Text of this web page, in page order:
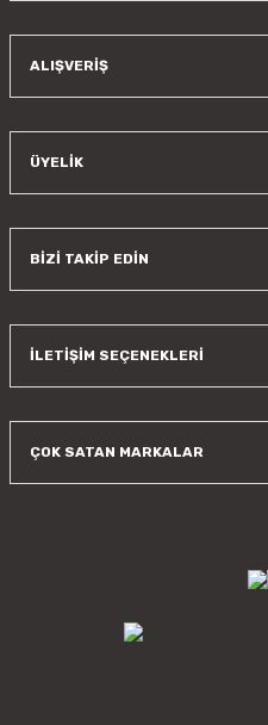
ALIŞVERİŞ
ÜYELİK
BİZİ TAKİP EDİN
İLETİŞİM SEÇENEKLERİ
ÇOK SATAN MARKALAR